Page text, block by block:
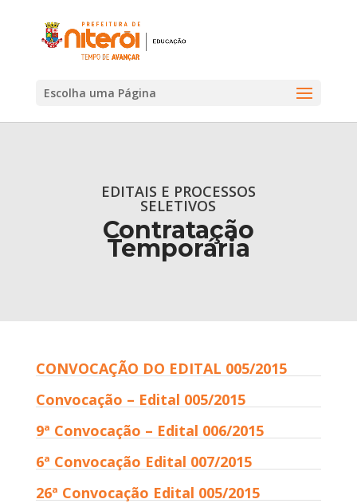
Escolha uma Página
EDITAIS E PROCESSOS
SELETIVOS
Contratação
Temporária
CONVOCAÇÃO DO EDITAL 005/2015
Convocação – Edital 005/2015
9ª Convocação – Edital 006/2015
6ª Convocação Edital 007/2015
26ª Convocação Edital 005/2015